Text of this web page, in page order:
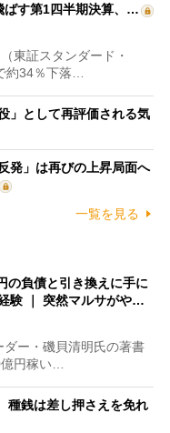
ばす第1四半期決算、…
東証スタンダード・
約34％下落…
」として再評価される気
発」は再びの上昇局面へ
一覧を見る
の負債と引き換えに手に
験 ｜ 突然マルサがや…
ー・磯貝清明氏の著書
円稼い…
種銭は差し押さえを免れ